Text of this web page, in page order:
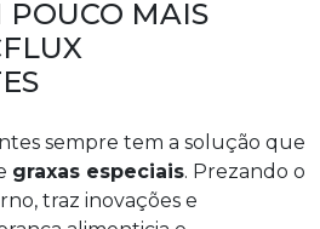
MAIS
sempre tem a solução que
graxas especiais. Prezando o
traz inovações e